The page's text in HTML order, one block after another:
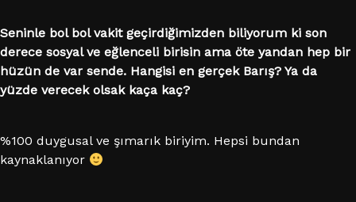
Seninle bol bol vakit geçirdiğimizden biliyorum ki son
derece sosyal ve eğlenceli birisin ama öte yandan hep bir
hüzün de var sende. Hangisi en gerçek Barış? Ya da
yüzde verecek olsak kaça kaç?
%100 duygusal ve şımarık biriyim. Hepsi bundan
kaynaklanıyor